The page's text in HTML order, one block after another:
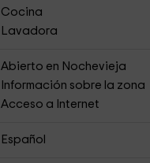
Cocina
Lavadora
Abierto en Nochevieja
Información sobre la zona
Acceso a Internet
Español